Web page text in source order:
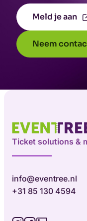
Meld je aan
Neem
Ticket solutions &
info@eventree.nl
+31 85 130 4594